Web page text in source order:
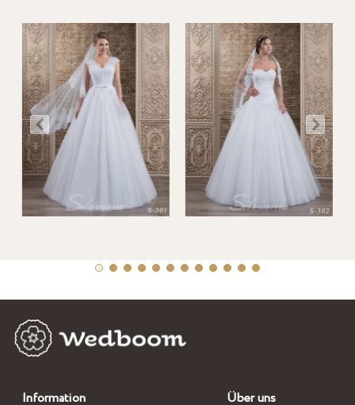
Information Über uns